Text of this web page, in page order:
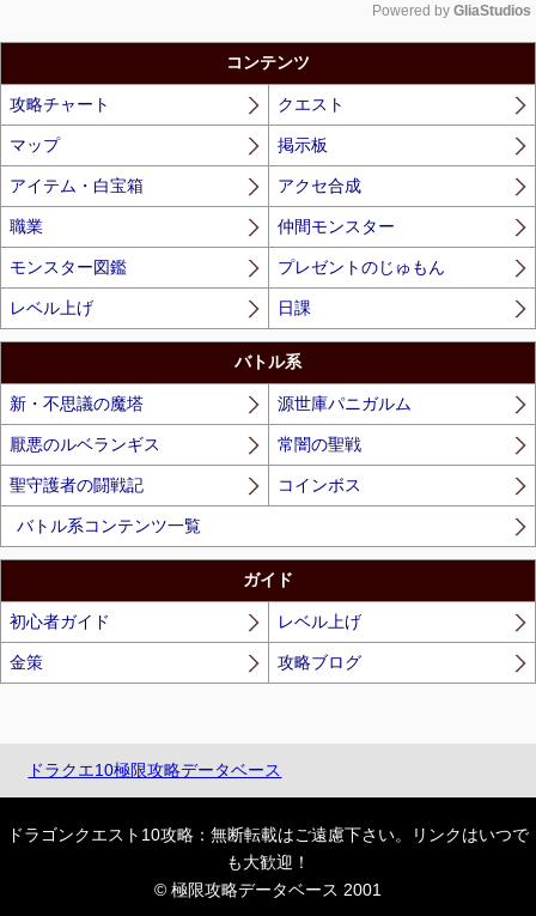
Powered by GliaStudios
コンテンツ
攻略チャート クエスト
マップ 掲示板
アイテム・白宝箱 アクセ合成
職業 仲間モンスター
モンスター図鑑 プレゼントのじゅもん
レベル上げ 日課
バトル系
新・不思議の魔塔 源世庫パニガルム
厭悪のルベランギス 常闇の聖戦
聖守護者の闘戦記 コインボス
バトル系コンテンツ一覧
ガイド
初心者ガイド レベル上げ
金策 攻略ブログ
ドラクエ10極限攻略データベース
ドラゴンクエスト10攻略：無断転載はご遠慮下さい。リンクはいつで
も大歓迎！
© 極限攻略データベース 2001